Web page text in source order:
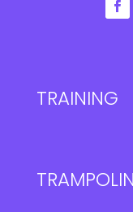
TRAINING